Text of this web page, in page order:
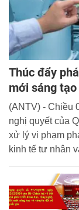
Thúc đẩy
mới sáng
(ANTV) - Chiều
nghị quyết của
xử lý vi phạm
kinh tế tư nhân